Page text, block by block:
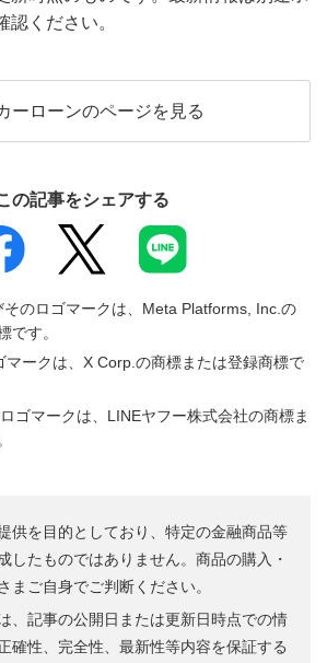
認ください。
ーローンのページを見る
の記事をシェアする
そのロゴマークは、Meta Platforms, Inc.の
です。
マークは、X Corp.の商標または登録商標で
ゴマークは、LINEヤフー株式会社の商標ま
供を目的としており、特定の金融商品等
したものではありません。商品の購入・
まご自身でご判断ください。
、記事の公開日または更新日時点での情
確性、完全性、最新性等内容を保証する